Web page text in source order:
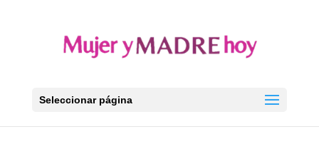
Seleccionar página